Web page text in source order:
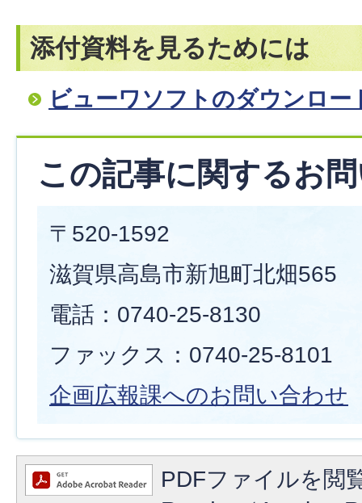
添付資料を見るためには
ビューワソフトのダウンロー
この記事に関するお
〒520-1592
滋賀県高島市新旭町北畑565
電話：0740-25-8130
ファックス：0740-25-8101
企画広報課へのお問い合わせ
PDFファイルを閲